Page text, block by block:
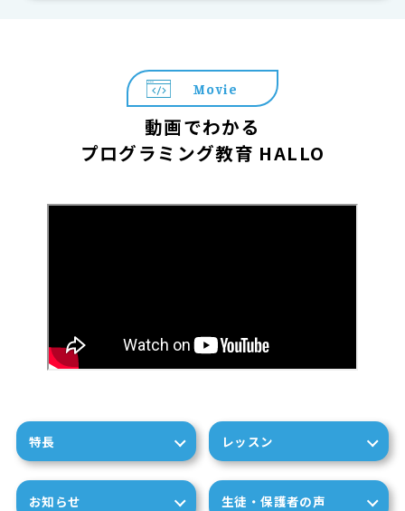
Movie
動画でわかる
プログラミング教育 HALLO
特長 レッスン
お知らせ 生徒・保護者の声